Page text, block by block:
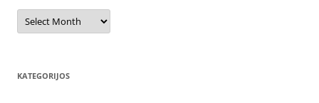
Archyvas
KATEGORIJOS